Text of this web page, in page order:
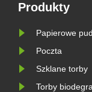
Produkty
Papierowe
Poczta
Szklane torby
Torby